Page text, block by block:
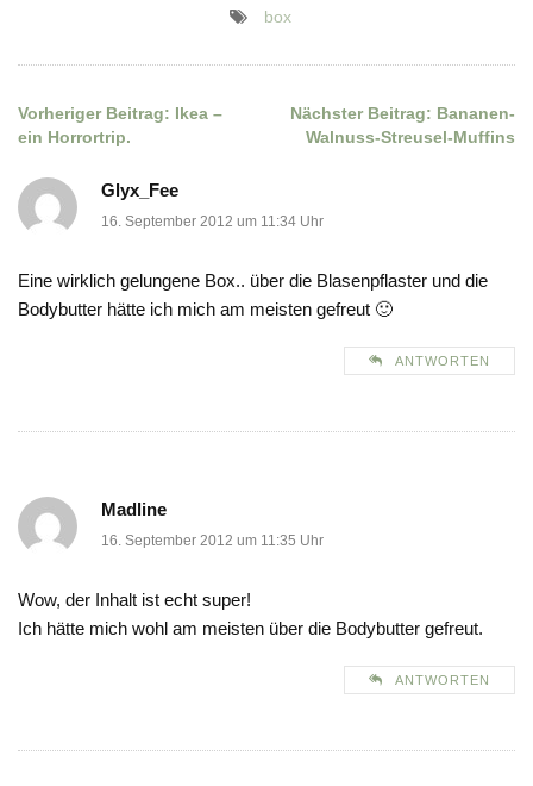
box
Beitragsnavigation
Vorheriger Beitrag: Ikea –
ein Horrortrip.
Nächster Beitrag: Bananen-
Walnuss-Streusel-Muffins
Glyx_Fee
16. September 2012 um 11:34 Uhr
Eine wirklich gelungene Box.. über die Blasenpflaster und die
Bodybutter hätte ich mich am meisten gefreut 🙂
ANTWORTEN
Madline
16. September 2012 um 11:35 Uhr
Wow, der Inhalt ist echt super!
Ich hätte mich wohl am meisten über die Bodybutter gefreut.
ANTWORTEN